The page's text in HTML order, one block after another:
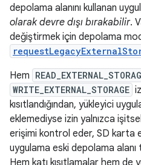
depolama alanını kullanan
olarak devre dışı bırakabilir.
değiştirmek için depolama
Hem
WRITE_EXTERNAL_STORAGE
kısıtlandığından, yükleyici
eklemediyse izin yalnızca
erişimi kontrol eder, SD karta
uygulama eski depolama
Hem katı kısıtlamalar hem de